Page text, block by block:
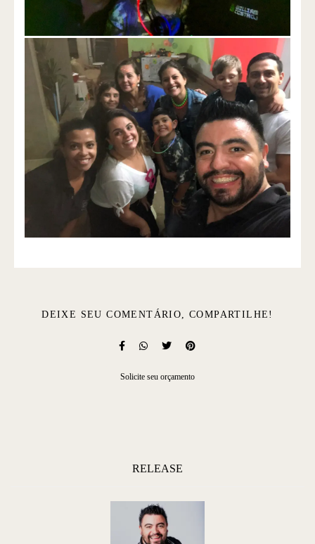
DEIXE SEU COMENTÁRIO, COMPARTILHE!
Solicite seu orçamento
RELEASE